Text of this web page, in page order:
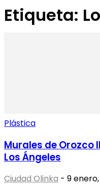
Etiqueta:
Plástica
Murales de
Los Ángeles
Ciudad Olinka - 9 enero,